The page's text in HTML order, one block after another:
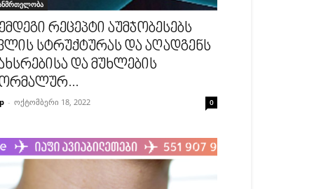
რეცეპტი აუმჯობესებს
სტრუქტურას და აღადგენს
და მუხლების
- ოქტომბერი 18, 2022 0